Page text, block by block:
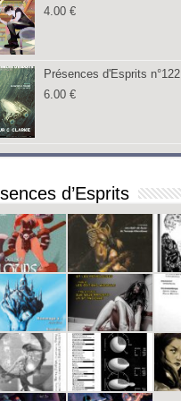
4.00 €
Présences d'Esprits n°122
6.00 €
d’Esprits